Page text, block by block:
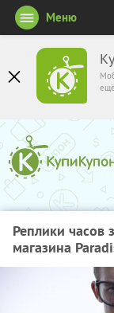
Меню
Реплики часов
магазина